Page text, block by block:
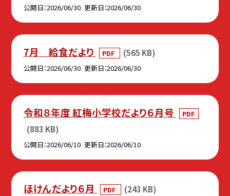
公開日 2026/06/30 更新日 2026/06/30
7月 給食だより PDF (565 KB)
公開日 2026/06/30 更新日 2026/06/30
令和８年度 紅梅小学校だより６月号 PDF
(883 KB)
公開日 2026/06/10 更新日 2026/06/10
ほけんだより６月 PDF (243 KB)